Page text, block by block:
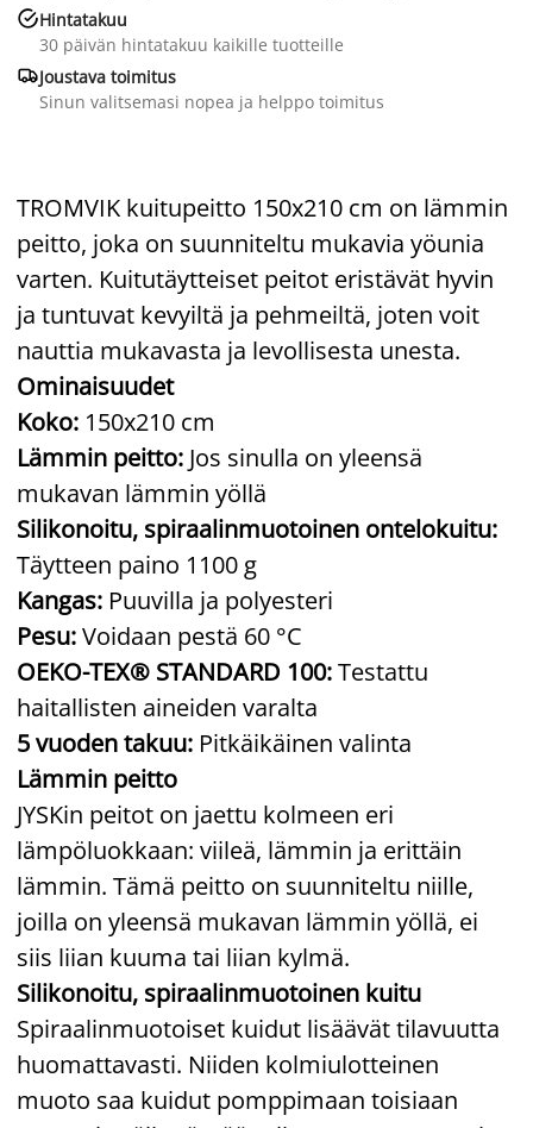
Hintatakuu
30 päivän hintatakuu kaikille tuotteille
Joustava toimitus
Sinun valitsemasi nopea ja helppo toimitus
TROMVIK kuitupeitto 150x210 cm on lämmin
peitto, joka on suunniteltu mukavia yöunia
varten. Kuitutäytteiset peitot eristävät hyvin
ja tuntuvat kevyiltä ja pehmeiltä, joten voit
nauttia mukavasta ja levollisesta unesta.
Ominaisuudet
Koko: 150x210 cm
Lämmin peitto: Jos sinulla on yleensä
mukavan lämmin yöllä
Silikonoitu, spiraalinmuotoinen ontelokuitu:
Täytteen paino 1100 g
Kangas: Puuvilla ja polyesteri
Pesu:Voidaan pestä 60 °C
OEKO-TEX® STANDARD 100:Testattu
haitallisten aineiden varalta
5 vuoden takuu: Pitkäikäinen valinta
Lämmin peitto
JYSKin peitot on jaettu kolmeen eri
lämpöluokkaan: viileä, lämmin ja erittäin
lämmin. Tämä peitto on suunniteltu niille,
joilla on yleensä mukavan lämmin yöllä, ei
siis liian kuuma tai liian kylmä.
Silikonoitu, spiraalinmuotoinen kuitu
Spiraalinmuotoiset kuidut lisäävät tilavuutta
huomattavasti. Niiden kolmiulotteinen
muoto saa kuidut pomppimaan toisiaan